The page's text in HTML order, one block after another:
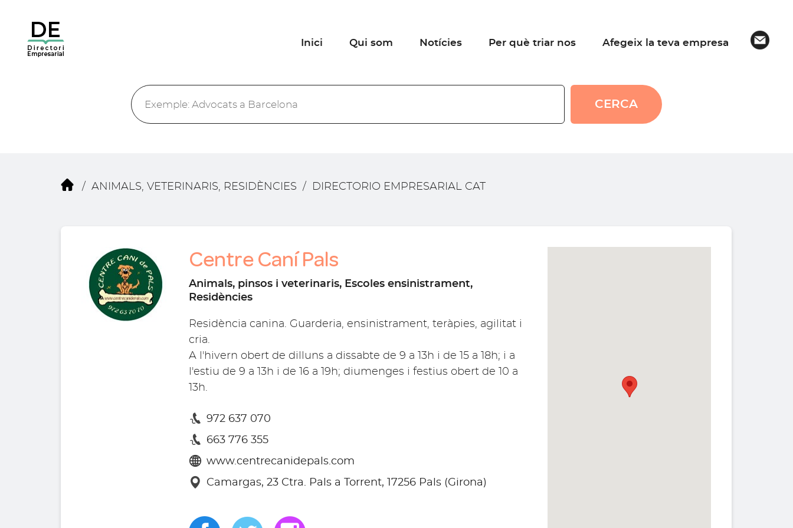
Inici Qui som Notícies Per què triar nos Afegeix la teva empresa
CERCA
/ ANIMALS, VETERINARIS, RESIDÈNCIES / DIRECTORIO EMPRESARIAL CAT
Centre Caní Pals
Animals, pinsos i veterinaris, Escoles ensinistrament,
Residències
Residència canina. Guarderia, ensinistrament, teràpies, agilitat i
cria.
A l'hivern obert de dilluns a dissabte de 9 a 13h i de 15 a 18h; i a
l'estiu de 9 a 13h i de 16 a 19h; diumenges i festius obert de 10 a
13h.
972 637 070
663 776 355
www.centrecanidepals.com
Camargas, 23 Ctra. Pals a Torrent, 17256 Pals (Girona)